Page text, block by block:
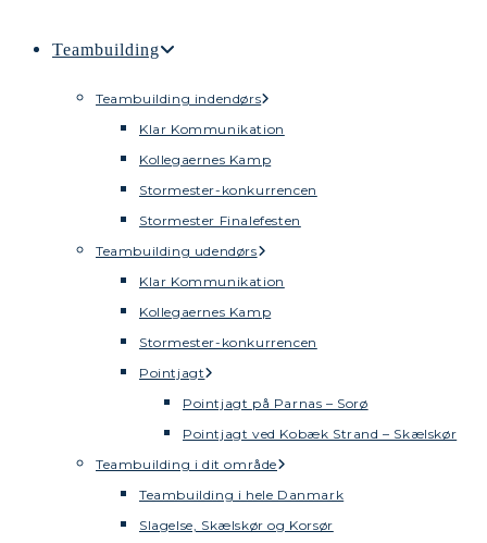
Teambuilding
Teambuilding indendørs
Klar Kommunikation
Kollegaernes Kamp
Stormester-konkurrencen
Stormester Finalefesten
Teambuilding udendørs
Klar Kommunikation
Kollegaernes Kamp
Stormester-konkurrencen
Pointjagt
Pointjagt på Parnas – Sorø
Pointjagt ved Kobæk Strand – Skælskør
Teambuilding i dit område
Teambuilding i hele Danmark
Slagelse, Skælskør og Korsør